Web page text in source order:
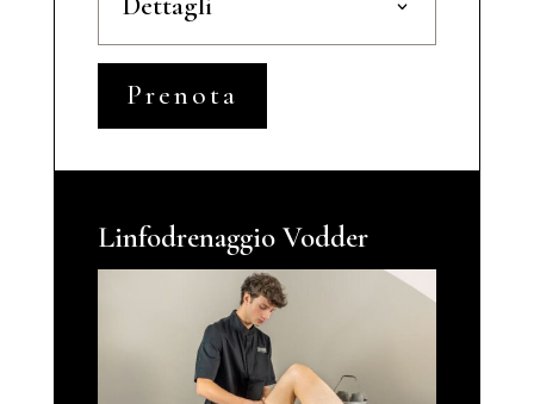
Prenota
Linfodrenaggio Vodder